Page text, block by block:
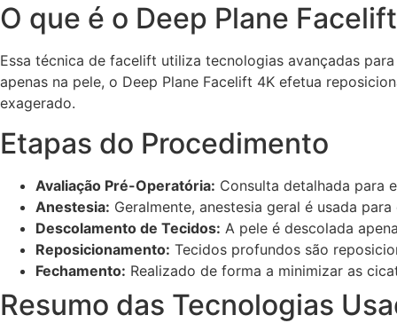
O que é o Deep Plane
Essa técnica de facelift utiliza tecnologias avançadas
apenas na pele, o Deep Plane Facelift 4K efetua
exagerado.
Etapas do Procedimento
Avaliação Pré-Operatória: Consulta detalhada para
Anestesia: Geralmente, anestesia geral é usada
Descolamento de Tecidos: A pele é descolada
Reposicionamento: Tecidos profundos são
Fechamento: Realizado de forma a minimizar as
Resumo das Tecnologias